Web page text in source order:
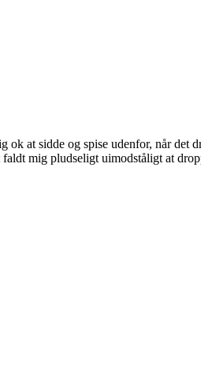
at sidde og spise udenfor, når det
mig pludseligt uimodståligt at